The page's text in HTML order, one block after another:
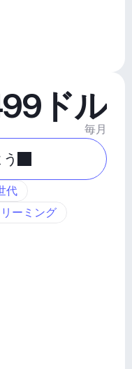
ドル
毎月
代
ーミング